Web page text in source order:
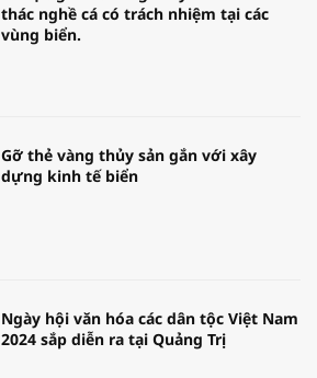
thác nghề cá có trách nhiệm tại các
vùng biển.
Gỡ thẻ vàng thủy sản gắn với xây
dựng kinh tế biển
Ngày hội văn hóa các dân tộc Việt Nam
2024 sắp diễn ra tại Quảng Trị